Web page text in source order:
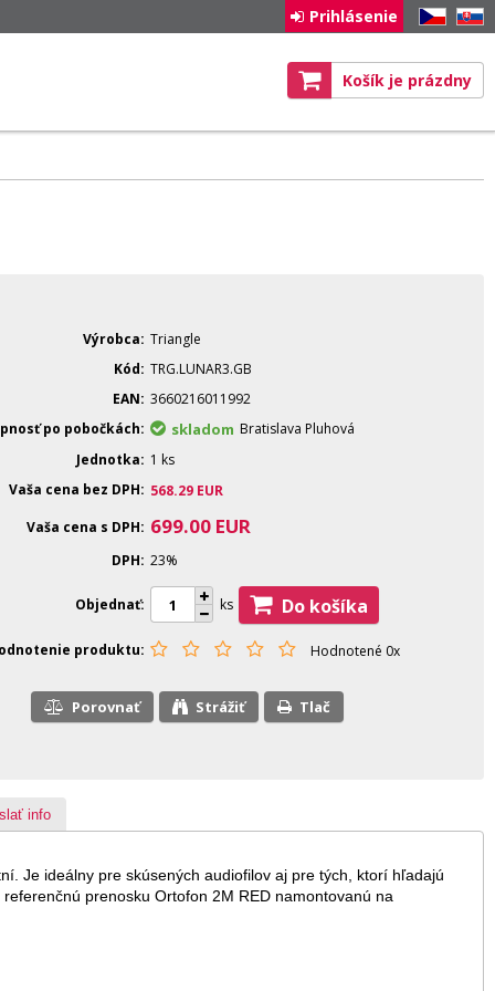
CZ SK
Prihlásenie
Košík je prázdny
Výrobca Triangle
Kód TRG.LUNAR3.GB
EAN 3660216011992
po pobočkách
skladom Bratislava Pluhová
Jednotka
1 ks
Vaša cena bez DPH
568.29 EUR
Vaša cena s DPH
699.00 EUR
DPH 23%
Objednať ks Do košíka
produktu Hodnotené 0x
Porovnať Strážiť Tlač
info
Je ideálny pre skúsených audiofilov aj pre tých, ktorí hľadajú
prenosku Ortofon 2M RED namontovanú na